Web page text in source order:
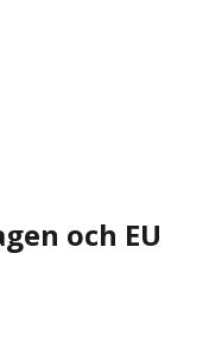
och EU